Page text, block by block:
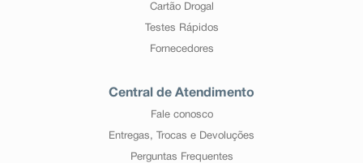
Cartão Drogal
Testes Rápidos
Fornecedores
Central de Atendimento
Fale conosco
Entregas, Trocas e Devoluções
Perguntas Frequentes